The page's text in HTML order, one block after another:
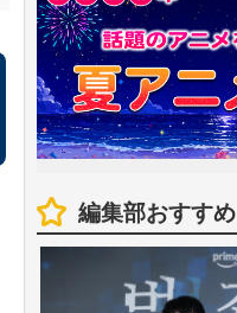
編集部おすすめ